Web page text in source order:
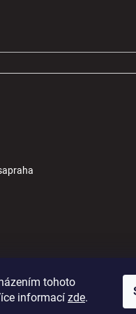
tohoto
informací zde.